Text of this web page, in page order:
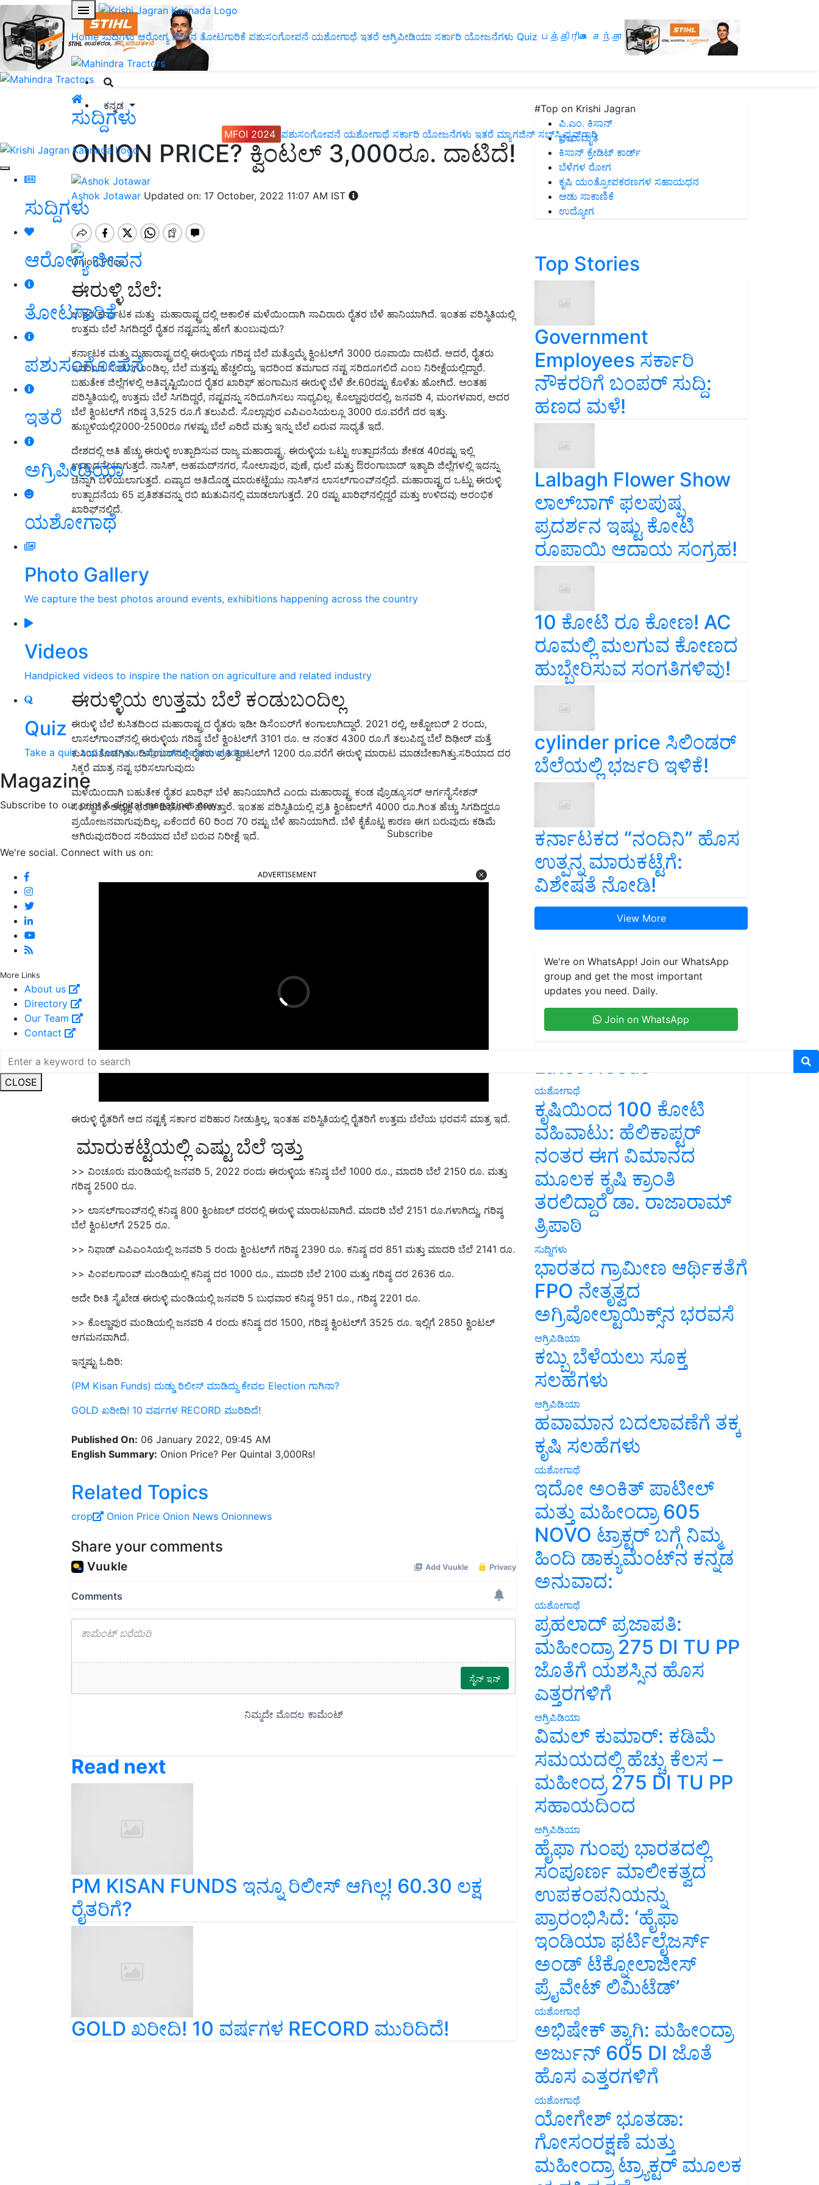
Home ಸುದ್ದಿಗಳು ಆರೋಗ್ಯ ಜೀವನ ತೋಟಗಾರಿಕೆ ಪಶುಸಂಗೋಪನೆ ಯಶೋಗಾಥೆ ಇತರೆ ಅಗ್ರಿಪೀಡಿಯಾ ಸರ್ಕಾರಿ ಯೋಜನೆಗಳು Quiz பத்திரிகை சந்தா
ಕನ್ನಡ
MFOI 2024 ಪಶುಸಂಗೋಪನೆ ಯಶೋಗಾಥೆ ಸರ್ಕಾರಿ ಯೋಜನೆಗಳು ಇತರೆ ಮ್ಯಾಗಜಿನ್‌ ಸಬ್‌ಸ್ಕ್ರಿಪ್ಷನ್‌ಗಾಗಿ
ಸುದ್ದಿಗಳು
ಆರೋಗ್ಯ ಜೀವನ
ತೋಟಗಾರಿಕೆ
ಪಶುಸಂಗೋಪನೆ
ಇತರೆ
ಅಗ್ರಿಪೀಡಿಯಾ
ಯಶೋಗಾಥೆ
Photo Gallery
We capture the best photos around events, exhibitions happening across the country
Videos
Handpicked videos to inspire the nation on agriculture and related industry
Quiz
Take a quiz and test your agriculture knowledge
Magazine
Subscribe to our print & digital magazines now
Subscribe
We're social. Connect with us on:
More Links
About us
Directory
Our Team
Contact
CLOSE
ಸುದ್ದಿಗಳು
ONION PRICE? ಕ್ವಿಂಟಲ್‌ 3,000ರೂ. ದಾಟಿದೆ!
Ashok Jotawar Updated on: 17 October, 2022 11:07 AM IST
Onion Price
ಈರುಳ್ಳಿ ಬೆಲೆ:
ಉತ್ತರ ಕರ್ನಾಟಕ ಮತ್ತು ಮಹಾರಾಷ್ಟ್ರದಲ್ಲಿ ಅಕಾಲಿಕ ಮಳೆಯಿಂದಾಗಿ ಸಾವಿರಾರು ರೈತರ ಬೆಳೆ ಹಾನಿಯಾಗಿದೆ. ಇಂತಹ ಪರಿಸ್ಥಿತಿಯಲ್ಲಿ
ಉತ್ತಮ ಬೆಲೆ ಸಿಗದಿದ್ದರೆ ರೈತರ ನಷ್ಟವನ್ನು ಹೇಗೆ ತುಂಬುವುದು?
ಕರ್ನಾಟಕ ಮತ್ತು ಮಹಾರಾಷ್ಟ್ರದಲ್ಲಿ ಈರುಳ್ಳಿಯ ಗರಿಷ್ಠ ಬೆಲೆ ಮತ್ತೊಮ್ಮೆ ಕ್ವಿಂಟಲ್‌ಗೆ 3000 ರೂಪಾಯಿ ದಾಟಿದೆ. ಆದರೆ, ರೈತರು
ಇದರಿಂದ ಸಂತಸಗೊಂಡಿಲ್ಲ. ಬೆಲೆ ಮತ್ತಷ್ಟು ಹೆಚ್ಚಲಿದ್ದು, ಇದರಿಂದ ತಮಗಾದ ನಷ್ಟ ಸರಿದೂಗಲಿದೆ ಎಂಬ ನಿರೀಕ್ಷೆಯಲ್ಲಿದ್ದಾರೆ.
ಬಹುತೇಕ ಜಿಲ್ಲೆಗಳಲ್ಲಿ ಅತಿವೃಷ್ಟಿಯಿಂದ ರೈತರ ಖಾರಿಫ್ ಹಂಗಾಮಿನ ಈರುಳ್ಳಿ ಬೆಳೆ ಶೇ.60ರಷ್ಟು ಕೊಳೆತು ಹೋಗಿದೆ. ಅಂತಹ
ಪರಿಸ್ಥಿತಿಯಲ್ಲಿ, ಉತ್ತಮ ಬೆಲೆ ಸಿಗದಿದ್ದರೆ, ನಷ್ಟವನ್ನು ಸರಿದೂಗಿಸಲು ಸಾಧ್ಯವಿಲ್ಲ. ಕೊಲ್ಹಾಪುರದಲ್ಲಿ, ಜನವರಿ 4, ಮಂಗಳವಾರ, ಅದರ
ಬೆಲೆ ಕ್ವಿಂಟಲ್‌ಗೆ ಗರಿಷ್ಠ 3,525 ರೂ.ಗೆ ತಲುಪಿದೆ. ಸೊಲ್ಲಾಪುರ ಎಪಿಎಂಸಿಯಲ್ಲೂ 3000 ರೂ.ವರೆಗೆ ದರ ಇತ್ತು.
ಹುಬ್ಬಳಿಯಲ್ಲಿ2000-2500ರೂ ಗಳಷ್ಟು ಬೆಲೆ ಏರಿದೆ ಮತ್ತು ಇನ್ನು ಬೆಲೆ ಏರುವ ಸಾಧ್ಯತೆ ಇದೆ.
ದೇಶದಲ್ಲಿ ಅತಿ ಹೆಚ್ಚು ಈರುಳ್ಳಿ ಉತ್ಪಾದಿಸುವ ರಾಜ್ಯ ಮಹಾರಾಷ್ಟ್ರ. ಈರುಳ್ಳಿಯ ಒಟ್ಟು ಉತ್ಪಾದನೆಯ ಶೇಕಡ 40ರಷ್ಟು ಇಲ್ಲಿ
ಉತ್ಪಾದನೆಯಾಗುತ್ತದೆ. ನಾಸಿಕ್, ಅಹಮದ್‌ನಗರ, ಸೋಲಾಪುರ, ಪುಣೆ, ಧುಲೆ ಮತ್ತು ಔರಂಗಾಬಾದ್ ಇತ್ಯಾದಿ ಜಿಲ್ಲೆಗಳಲ್ಲಿ ಇದನ್ನು
ಚೆನ್ನಾಗಿ ಬೆಳೆಯಲಾಗುತ್ತದೆ. ಏಷ್ಯಾದ ಅತಿದೊಡ್ಡ ಮಾರುಕಟ್ಟೆಯು ನಾಸಿಕ್‌ನ ಲಾಸಲ್‌ಗಾಂವ್‌ನಲ್ಲಿದೆ. ಮಹಾರಾಷ್ಟ್ರದ ಒಟ್ಟು ಈರುಳ್ಳಿ
ಉತ್ಪಾದನೆಯ 65 ಪ್ರತಿಶತವನ್ನು ರಬಿ ಋತುವಿನಲ್ಲಿ ಮಾಡಲಾಗುತ್ತದೆ. 20 ರಷ್ಟು ಖಾರಿಫ್‌ನಲ್ಲಿದ್ದರೆ ಮತ್ತು ಉಳಿದವು ಆರಂಭಿಕ
ಖಾರಿಫ್‌ನಲ್ಲಿದೆ.
ಈರುಳ್ಳಿಯ ಉತ್ತಮ ಬೆಲೆ ಕಂಡುಬಂದಿಲ್ಲ
ಈರುಳ್ಳಿ ಬೆಲೆ ಕುಸಿತದಿಂದ ಮಹಾರಾಷ್ಟ್ರದ ರೈತರು ಇಡೀ ಡಿಸೆಂಬರ್‌ಗೆ ಕಂಗಾಲಾಗಿದ್ದಾರೆ. 2021 ರಲ್ಲಿ, ಅಕ್ಟೋಬರ್ 2 ರಂದು,
ಲಾಸಲ್‌ಗಾಂವ್‌ನಲ್ಲಿ ಈರುಳ್ಳಿಯ ಗರಿಷ್ಠ ಬೆಲೆ ಕ್ವಿಂಟಲ್‌ಗೆ 3101 ರೂ. ಆ ನಂತರ 4300 ರೂ.ಗೆ ತಲುಪಿದ್ದ ಬೆಲೆ ದಿಢೀರ್ ಮತ್ತೆ
ಕುಸಿಯತೊಡಗಿತು. ಡಿಸೆಂಬರ್‌ನಲ್ಲಿ ರೈತರು ಪ್ರತಿ ಕ್ವಿಂಟಲ್‌ಗೆ 1200 ರೂ.ವರೆಗೆ ಈರುಳ್ಳಿ ಮಾರಾಟ ಮಾಡಬೇಕಾಗಿತ್ತು.ಸರಿಯಾದ ದರ
ಸಿಕ್ಕರೆ ಮಾತ್ರ ನಷ್ಟ ಭರಿಸಲಾಗುವುದು
ಮಳೆಯಿಂದಾಗಿ ಬಹುತೇಕ ರೈತರ ಖಾರಿಫ್ ಬೆಳೆ ಹಾನಿಯಾಗಿದೆ ಎಂದು ಮಹಾರಾಷ್ಟ್ರ ಕಂಡ ಪ್ರೊಡ್ಯೂಸರ್ ಆರ್ಗನೈಸೇಶನ್
ಸಂಸ್ಥಾಪಕ ಅಧ್ಯಕ್ಷ ಭರತ್ ದಿಘೋಳೆ ಹೇಳುತ್ತಾರೆ. ಇಂತಹ ಪರಿಸ್ಥಿತಿಯಲ್ಲಿ ಪ್ರತಿ ಕ್ವಿಂಟಾಲ್‌ಗೆ 4000 ರೂ.ಗಿಂತ ಹೆಚ್ಚು ಸಿಗದಿದ್ದರೂ
ಪ್ರಯೋಜನವಾಗುವುದಿಲ್ಲ, ಏಕೆಂದರೆ 60 ರಿಂದ 70 ರಷ್ಟು ಬೆಳೆ ಹಾನಿಯಾಗಿದೆ. ಬೆಳೆ ಕೈಕೊಟ್ಟ ಕಾರಣ ಈಗ ಬರುವುದು ಕಡಿಮೆ
ಆಗಿರುವುದರಿಂದ ಸರಿಯಾದ ಬೆಲೆ ಬರುವ ನಿರೀಕ್ಷೆ ಇದೆ.
ಈರುಳ್ಳಿ ರೈತರಿಗೆ ಆದ ನಷ್ಟಕ್ಕೆ ಸರ್ಕಾರ ಪರಿಹಾರ ನೀಡುತ್ತಿಲ್ಲ, ಇಂತಹ ಪರಿಸ್ಥಿತಿಯಲ್ಲಿ ರೈತರಿಗೆ ಉತ್ತಮ ಬೆಲೆಯ ಭರವಸೆ ಮಾತ್ರ ಇದೆ.
ಮಾರುಕಟ್ಟೆಯಲ್ಲಿ ಎಷ್ಟು ಬೆಲೆ ಇತ್ತು
>> ವಿಂಚೂರು ಮಂಡಿಯಲ್ಲಿ ಜನವರಿ 5, 2022 ರಂದು ಈರುಳ್ಳಿಯ ಕನಿಷ್ಠ ಬೆಲೆ 1000 ರೂ., ಮಾದರಿ ಬೆಲೆ 2150 ರೂ. ಮತ್ತು
ಗರಿಷ್ಠ 2500 ರೂ.
>> ಲಾಸಲ್‌ಗಾಂವ್‌ನಲ್ಲಿ ಕನಿಷ್ಠ 800 ಕ್ವಿಂಟಾಲ್ ದರದಲ್ಲಿ ಈರುಳ್ಳಿ ಮಾರಾಟವಾಗಿದೆ. ಮಾದರಿ ಬೆಲೆ 2151 ರೂ.ಗಳಾಗಿದ್ದು, ಗರಿಷ್ಠ
ಬೆಲೆ ಕ್ವಿಂಟಲ್‌ಗೆ 2525 ರೂ.
>> ನಿಫಾಡ್ ಎಪಿಎಂಸಿಯಲ್ಲಿ ಜನವರಿ 5 ರಂದು ಕ್ವಿಂಟಲ್‌ಗೆ ಗರಿಷ್ಠ 2390 ರೂ. ಕನಿಷ್ಠ ದರ 851 ಮತ್ತು ಮಾದರಿ ಬೆಲೆ 2141 ರೂ.
>> ಪಿಂಪಲಗಾಂವ್ ಮಂಡಿಯಲ್ಲಿ ಕನಿಷ್ಠ ದರ 1000 ರೂ., ಮಾದರಿ ಬೆಲೆ 2100 ಮತ್ತು ಗರಿಷ್ಠ ದರ 2636 ರೂ.
ಅದೇ ರೀತಿ ಸೈಖೇಡ ಈರುಳ್ಳಿ ಮಂಡಿಯಲ್ಲಿ ಜನವರಿ 5 ಬುಧವಾರ ಕನಿಷ್ಠ 951 ರೂ., ಗರಿಷ್ಠ 2201 ರೂ.
>> ಕೊಲ್ಹಾಪುರ ಮಂಡಿಯಲ್ಲಿ ಜನವರಿ 4 ರಂದು ಕನಿಷ್ಠ ದರ 1500, ಗರಿಷ್ಠ ಕ್ವಿಂಟಲ್‌ಗೆ 3525 ರೂ. ಇಲ್ಲಿಗೆ 2850 ಕ್ವಿಂಟಲ್
ಆಗಮನವಾಗಿದೆ.
(PM Kisan Funds) ದುಡ್ಡು ರಿಲೀಸ್ ಮಾಡಿದ್ದು ಕೇವಲ Election ಗಾಗಿನಾ?
GOLD ಖರೀದಿ! 10 ವರ್ಷಗಳ RECORD ಮುರಿದಿದೆ!
English Summary:Onion Price? Per Quintal 3,000Rs!
Related Topics
crop Onion Price Onion News
PM KISAN FUNDS ಇನ್ನೂ ರಿಲೀಸ್ ಆಗಿಲ್ಲ! 60.30 ಲಕ್ಷ
ರೈತರಿಗೆ?
GOLD ಖರೀದಿ! 10 ವರ್ಷಗಳ RECORD ಮುರಿದಿದೆ!
#Top on Krishi Jagran
ಪಿ.ಎಂ. ಕಿಸಾನ್
ಜೀವಾಮೃತ
ಕಿಸಾನ್ ಕ್ರೇಡಿಟ್ ಕಾರ್ಡ್
ಬೆಳೆಗಳ ರೋಗ
ಕೃಷಿ ಯಂತ್ರೋಪಕರಣಗಳ ಸಹಾಯಧನ
ಆಡು ಸಾಕಾಣಿಕೆ
ಉದ್ಯೋಗ
Top Stories
Government
Employees ಸರ್ಕಾರಿ
ನೌಕರರಿಗೆ ಬಂಪರ್‌ ಸುದ್ದಿ:
ಹಣದ ಮಳೆ!
Lalbagh Flower Show
ಲಾಲ್‌ಬಾಗ್ ಫಲಪುಷ್ಪ
ಪ್ರದರ್ಶನ ಇಷ್ಟು ಕೋಟಿ
ರೂಪಾಯಿ ಆದಾಯ ಸಂಗ್ರಹ!
10 ಕೋಟಿ ರೂ ಕೋಣ! AC
ರೂಮಲ್ಲಿ ಮಲಗುವ ಕೋಣದ
ಹುಬ್ಬೇರಿಸುವ ಸಂಗತಿಗಳಿವು!
cylinder price ಸಿಲಿಂಡರ್‌
ಬೆಲೆಯಲ್ಲಿ ಭರ್ಜರಿ ಇಳಿಕೆ!
ಕರ್ನಾಟಕದ “ನಂದಿನಿ” ಹೊಸ
ಉತ್ಪನ್ನ ಮಾರುಕಟ್ಟೆಗೆ:
ವಿಶೇಷತೆ ನೋಡಿ!
View More
We're on WhatsApp! Join our WhatsApp
group and get the most important
updates you need. Daily.
Join on WhatsApp
Latest feeds
ಯಶೋಗಾಥೆ
ಕೃಷಿಯಿಂದ 100 ಕೋಟಿ
ವಹಿವಾಟು: ಹೆಲಿಕಾಪ್ಟರ್
ನಂತರ ಈಗ ವಿಮಾನದ
ಮೂಲಕ ಕೃಷಿ ಕ್ರಾಂತಿ
ತರಲಿದ್ದಾರೆ ಡಾ. ರಾಜಾರಾಮ್
ತ್ರಿಪಾಠಿ
ಸುದ್ದಿಗಳು
ಭಾರತದ ಗ್ರಾಮೀಣ ಆರ್ಥಿಕತೆಗೆ
FPO ನೇತೃತ್ವದ
ಅಗ್ರಿವೋಲ್ಟಾಯಿಕ್ಸ್‌ನ ಭರವಸೆ
ಅಗ್ರಿಪಿಡಿಯಾ
ಕಬ್ಬು ಬೆಳೆಯಲು ಸೂಕ್ತ
ಸಲಹೆಗಳು
ಅಗ್ರಿಪಿಡಿಯಾ
ಹವಾಮಾನ ಬದಲಾವಣೆಗೆ ತಕ್ಕ
ಕೃಷಿ ಸಲಹೆಗಳು
ಯಶೋಗಾಥೆ
ಇದೋ ಅಂಕಿತ್ ಪಾಟೀಲ್
ಮತ್ತು ಮಹೀಂದ್ರಾ 605
NOVO ಟ್ರಾಕ್ಟರ್ ಬಗ್ಗೆ ನಿಮ್ಮ
ಹಿಂದಿ ಡಾಕ್ಯುಮೆಂಟ್‌ನ ಕನ್ನಡ
ಅನುವಾದ:
ಯಶೋಗಾಥೆ
ಪ್ರಹಲಾದ್ ಪ್ರಜಾಪತಿ:
ಮಹೀಂದ್ರಾ 275 DI TU PP
ಜೊತೆಗೆ ಯಶಸ್ಸಿನ ಹೊಸ
ಎತ್ತರಗಳಿಗೆ
ಅಗ್ರಿಪಿಡಿಯಾ
ವಿಮಲ್ ಕುಮಾರ್: ಕಡಿಮೆ
ಸಮಯದಲ್ಲಿ ಹೆಚ್ಚು ಕೆಲಸ –
ಮಹೀಂದ್ರ 275 DI TU PP
ಸಹಾಯದಿಂದ
ಅಗ್ರಿಪಿಡಿಯಾ
ಹೈಫಾ ಗುಂಪು ಭಾರತದಲ್ಲಿ
ಸಂಪೂರ್ಣ ಮಾಲೀಕತ್ವದ
ಉಪಕಂಪನಿಯನ್ನು
ಪ್ರಾರಂಭಿಸಿದೆ: ‘ಹೈಫಾ
ಇಂಡಿಯಾ ಫರ್ಟಿಲೈಜರ್ಸ್
ಅಂಡ್ ಟೆಕ್ನೋಲಾಜೀಸ್
ಪ್ರೈವೇಟ್ ಲಿಮಿಟೆಡ್’
ಯಶೋಗಾಥೆ
ಅಭಿಷೇಕ್ ತ್ಯಾಗಿ: ಮಹೀಂದ್ರಾ
ಅರ್ಜುನ್ 605 DI ಜೊತೆ
ಹೊಸ ಎತ್ತರಗಳಿಗೆ
ಯಶೋಗಾಥೆ
ಯೋಗೇಶ್ ಭೂತಡಾ:
ಗೋಸಂರಕ್ಷಣೆ ಮತ್ತು
ಮಹೀಂದ್ರಾ ಟ್ರ್ಯಾಕ್ಟರ್ ಮೂಲಕ